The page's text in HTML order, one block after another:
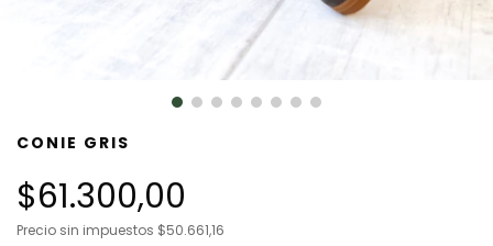
CONIE GRIS
$61.300,00
Precio sin impuestos $50.661,16